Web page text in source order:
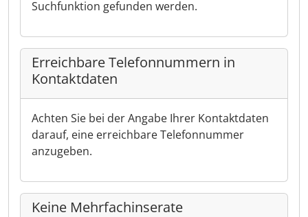
Suchfunktion gefunden werden.
Erreichbare Telefonnummern in
Kontaktdaten
Achten Sie bei der Angabe Ihrer Kontaktdaten
darauf, eine erreichbare Telefonnummer
anzugeben.
Keine Mehrfachinserate